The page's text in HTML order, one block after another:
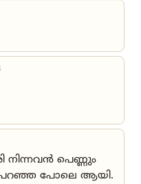
നിന്നവൻ പെണ്ണും
പോലെ ആയി.